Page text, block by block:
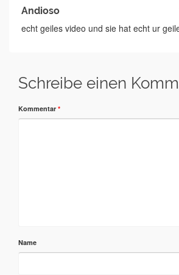
Andioso
echt geiles video und sie hat echt ur
Schreibe einen
Kommentar *
Name